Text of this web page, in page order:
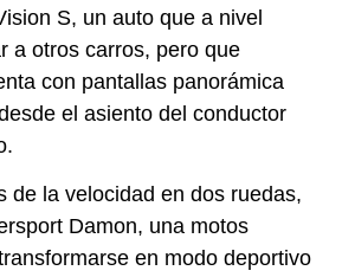
S, un auto que a nivel
a otros carros, pero que
con pantallas panorámica
el asiento del conductor
de la velocidad en dos ruedas,
Damon, una motos
en modo deportivo